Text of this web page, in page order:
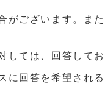
がございます。ま
しては、回答してお
に回答を希望さ